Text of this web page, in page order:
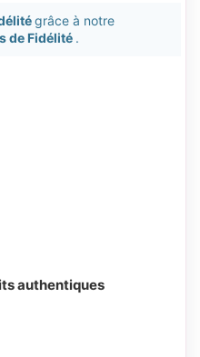
grâce à notre
de Fidélité .
authentiques